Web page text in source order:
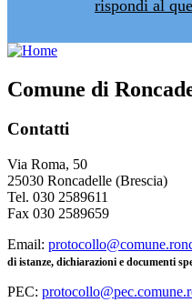
rispondi al
Comune di
Contatti
Via Roma, 50
25030 Roncadelle (Brescia)
Tel. 030 2589611
Fax 030 2589659
Email:
di istanze, dichiarazioni e documenti
PEC: